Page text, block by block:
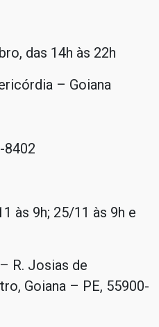
das 14h às 22h
– Goiana
8402
às 9h; 25/11 às 9h e
R. Josias de
Goiana – PE, 55900-